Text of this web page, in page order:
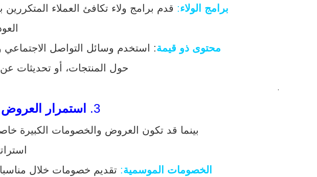
برامج الولاء: قدم برامج ولاء تكافئ العملاء
محتوى ذو قيمة: استخدم وسائل التواصل الاجتماعي
حول المنتجات، أو تحديثات
.
3. استمرار
بينما قد تكون العروض والخصومات الكبيرة
الخصومات الموسمية: تقديم خصومات خلال